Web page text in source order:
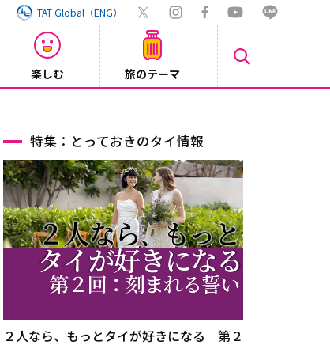
TAT Global（ENG）
楽しむ 旅のテーマ
特集：とっておきのタイ情報
２人なら、もっとタイが好きになる｜第２